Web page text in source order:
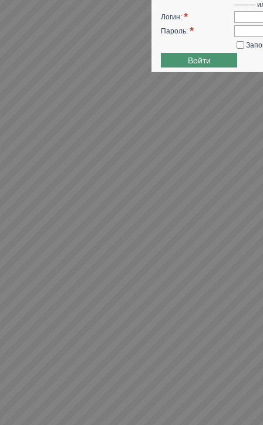
---------
Логин: *
Пароль: *